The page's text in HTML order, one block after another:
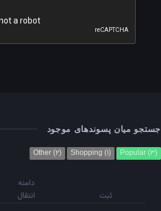
میان پسوندهای موجود
Popular
Shopping (1)
Other (2)
دامنه
ثبت
انتقال